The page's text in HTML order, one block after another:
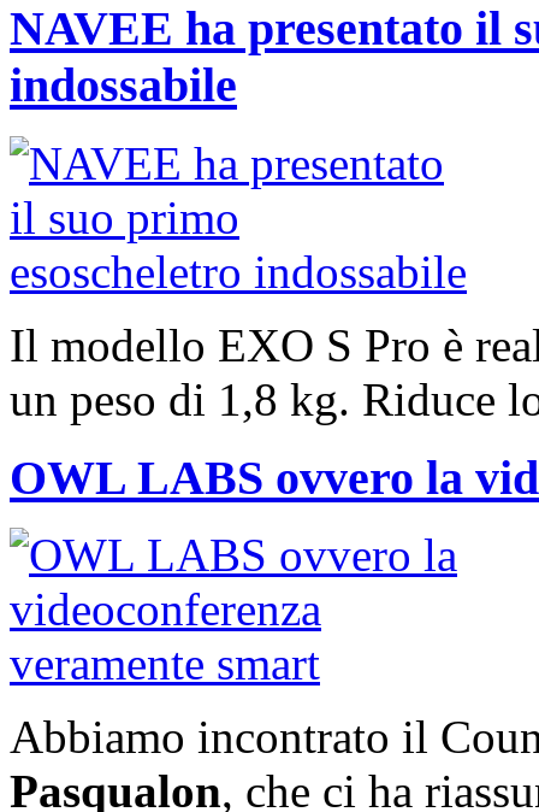
NAVEE ha presentato il
indossabile
Il modello EXO S Pro è
un peso di 1,8 kg. Riduce
OWL LABS ovvero la
Abbiamo incontrato il
Pasqualon, che ci ha